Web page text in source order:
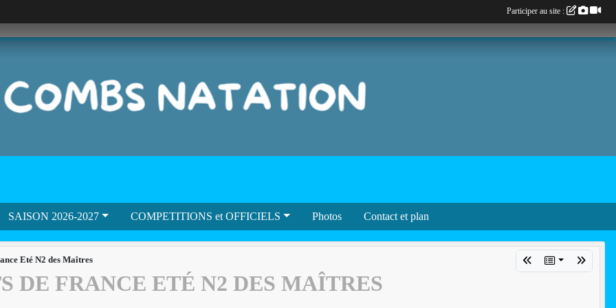
SAISON 2026-2027 COMPETITIONS et OFFICIELS Photos Contact et plan
Eté N2 des Maîtres
DE FRANCE ETÉ N2 DES MAÎTRES
Participer au site :